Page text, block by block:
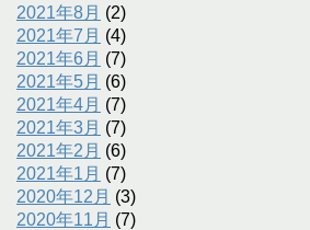
2021年8月 (2)
2021年7月 (4)
2021年6月 (7)
2021年5月 (6)
2021年4月 (7)
2021年3月 (7)
2021年2月 (6)
2021年1月 (7)
2020年12月 (3)
2020年11月 (7)